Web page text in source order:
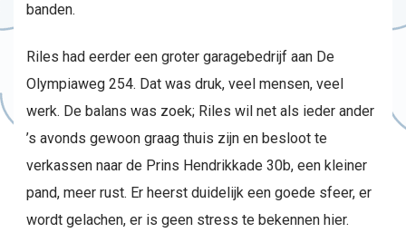
banden.
Riles had eerder een groter garagebedrijf aan De
Olympiaweg 254. Dat was druk, veel mensen, veel
werk. De balans was zoek; Riles wil net als ieder ander
’s avonds gewoon graag thuis zijn en besloot te
verkassen naar de Prins Hendrikkade 30b, een kleiner
pand, meer rust. Er heerst duidelijk een goede sfeer, er
wordt gelachen, er is geen stress te bekennen hier.